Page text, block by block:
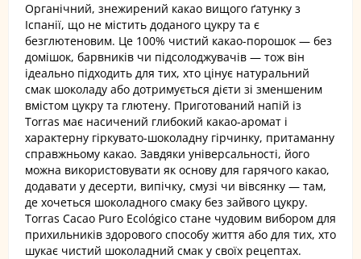
Органічний, знежирений какао вищого ґатунку з
Іспанії, що не містить доданого цукру та є
безглютеновим. Це 100% чистий какао-порошок — без
домішок, барвників чи підсолоджувачів — тож він
ідеально підходить для тих, хто цінує натуральний
смак шоколаду або дотримується дієти зі зменшеним
вмістом цукру та глютену. Приготований напій із
Torras має насичений глибокий какао-аромат і
характерну гіркувато-шоколадну гірчинку, притаманну
справжньому какао. Завдяки універсальності, його
можна використовувати як основу для гарячого какао,
додавати у десерти, випічку, смузі чи вівсянку — там,
де хочеться шоколадного смаку без зайвого цукру.
Torras Cacao Puro Ecológico стане чудовим вибором для
прихильників здорового способу життя або для тих, хто
шукає чистий шоколадний смак у своїх рецептах.